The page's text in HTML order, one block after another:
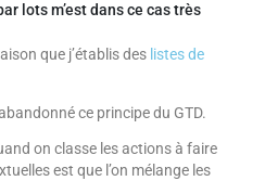
lots m’est dans ce cas très
que j’établis des listes de
ce principe du GTD.
on classe les actions à faire
est que l’on mélange les